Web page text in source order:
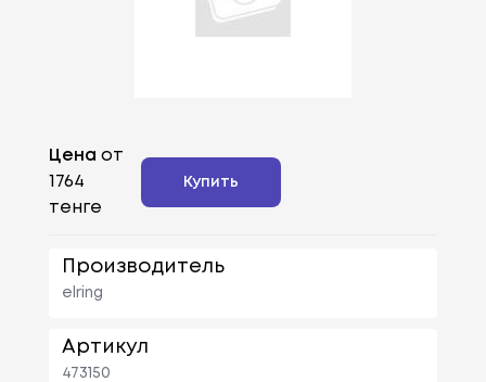
Цена от
1764
тенге
Купить
Производитель
elring
Артикул
473150